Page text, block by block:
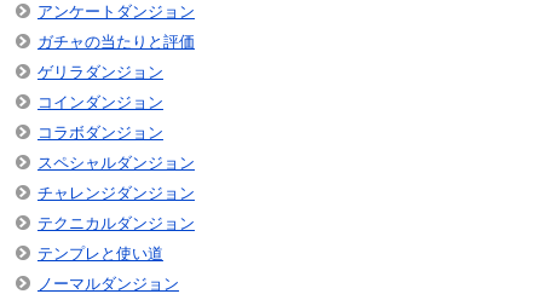
アンケートダンジョン
ガチャの当たりと評価
ゲリラダンジョン
コインダンジョン
コラボダンジョン
スペシャルダンジョン
チャレンジダンジョン
テクニカルダンジョン
テンプレと使い道
ノーマルダンジョン